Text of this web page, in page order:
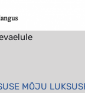
MÕJU